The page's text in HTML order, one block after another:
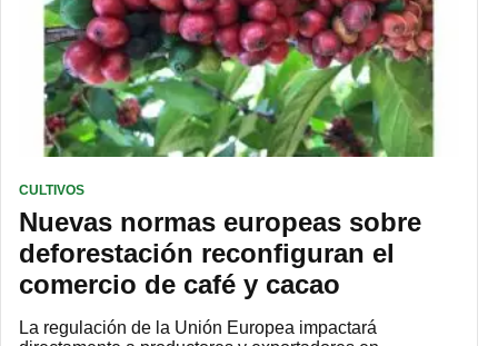
CULTIVOS
Nuevas normas europeas sobre
deforestación reconfiguran el
comercio de café y cacao
La regulación de la Unión Europea impactará